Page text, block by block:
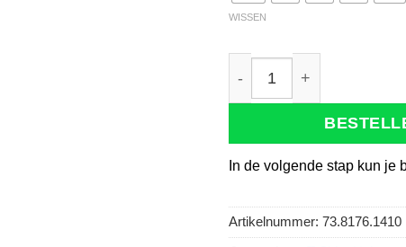
WISSEN
Tricorp 102703 T-shirt
In de volgende stap kun je
Artikelnummer: 73.8176.1410